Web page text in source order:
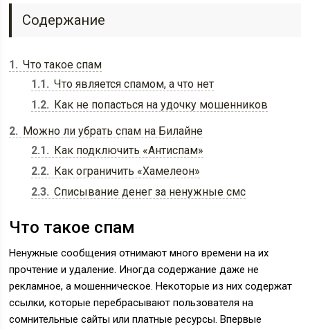
Содержание
1
Что такое спам
1.1
Что является спамом, а что нет
1.2
Как не попасться на удочку мошенников
2
Можно ли убрать спам на Билайне
2.1
Как подключить «Антиспам»
2.2
Как ограничить «Хамелеон»
2.3 Списывание денег за ненужные смс
Что такое спам
Ненужные сообщения отнимают много времени на их
прочтение и удаление. Иногда содержание даже не
рекламное, а мошенническое. Некоторые из них содержат
ссылки, которые перебрасывают пользователя на
сомнительные сайты или платные ресурсы. Впервые